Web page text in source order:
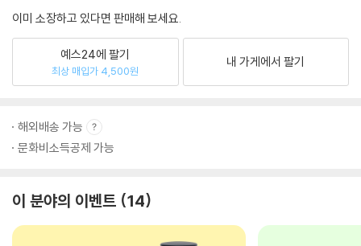
이미 소장하고 있다면 판매해 보세요.
예스24에 팔기
최상 매입가 4,500원
내 가게에서 팔기
해외배송 가능
문화비소득공제 가능
이 분야의 이벤트 14